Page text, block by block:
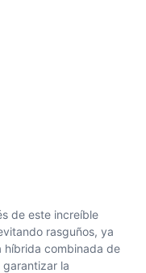
de este increíble
rasguños, ya
híbrida combinada de
garantizar la